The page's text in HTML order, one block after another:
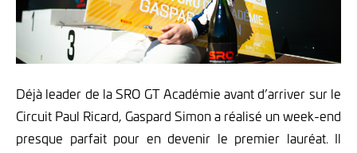
Déjà leader de la SRO GT Académie avant d’arriver sur le
Circuit Paul Ricard, Gaspard Simon a réalisé un week-end
presque parfait pour en devenir le premier lauréat. Il